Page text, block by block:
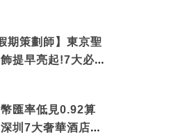
期策劃師】東京聖
提早亮起!7大必去
幣匯率低見0.92算
圳7大奢華酒店體